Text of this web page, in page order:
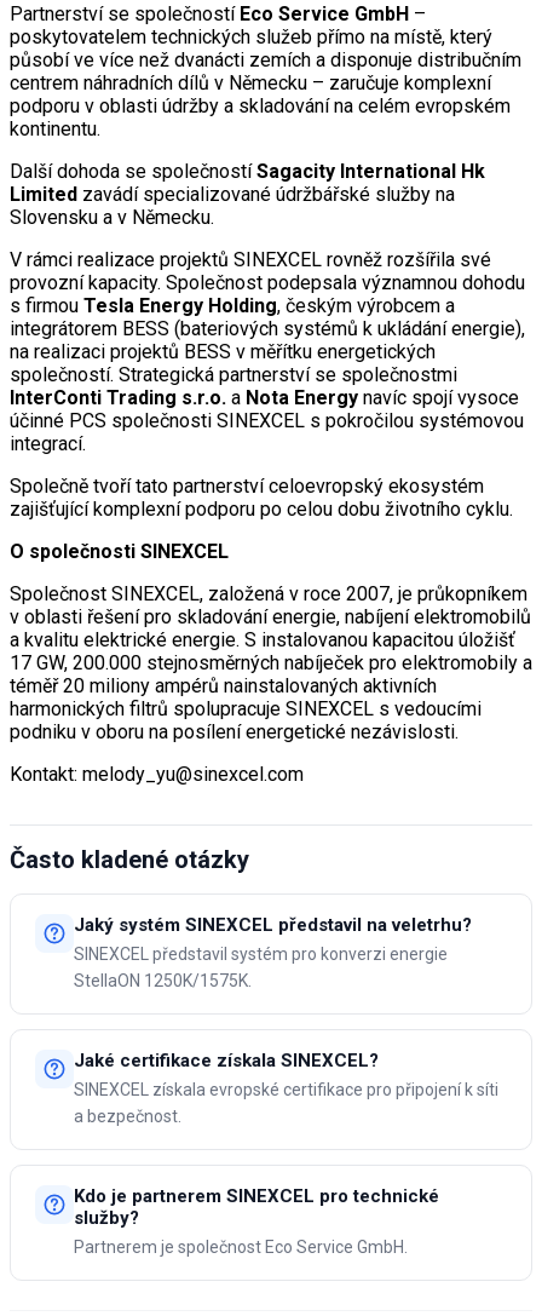
Partnerství se společností Eco Service GmbH –
poskytovatelem technických služeb přímo na místě, který
působí ve více než dvanácti zemích a disponuje distribučním
centrem náhradních dílů v Německu – zaručuje komplexní
podporu v oblasti údržby a skladování na celém evropském
kontinentu.
Další dohoda se společnostíSagacity International Hk
Limited zavádí specializované údržbářské služby na
Slovensku a v Německu.
V rámci realizace projektů SINEXCEL rovněž rozšířila své
provozní kapacity. Společnost podepsala významnou dohodu
s firmou Tesla Energy Holding, českým výrobcem a
integrátorem BESS (bateriových systémů k ukládání energie),
na realizaci projektů BESS v měřítku energetických
společností. Strategická partnerství se společnostmi
InterConti Trading s.r.o. a Nota Energy navíc spojí vysoce
účinné PCS společnosti SINEXCEL s pokročilou systémovou
integrací.
Společně tvoří tato partnerství celoevropský ekosystém
zajišťující komplexní podporu po celou dobu životního cyklu.
O společnosti SINEXCEL
Společnost SINEXCEL, založená v roce 2007, je průkopníkem
v oblasti řešení pro skladování energie, nabíjení elektromobilů
a kvalitu elektrické energie. S instalovanou kapacitou úložišť
17 GW, 200.000 stejnosměrných nabíječek pro elektromobily a
téměř 20 miliony ampérů nainstalovaných aktivních
harmonických filtrů spolupracuje SINEXCEL s vedoucími
podniku v oboru na posílení energetické nezávislosti.
Kontakt: melody_yu@sinexcel.com
Často kladené otázky
Jaký systém SINEXCEL představil na veletrhu?
SINEXCEL představil systém pro konverzi energie
StellaON 1250K/1575K.
Jaké certifikace získala SINEXCEL?
SINEXCEL získala evropské certifikace pro připojení k síti
a bezpečnost.
Kdo je partnerem SINEXCEL pro technické
služby?
Partnerem je společnost Eco Service GmbH.